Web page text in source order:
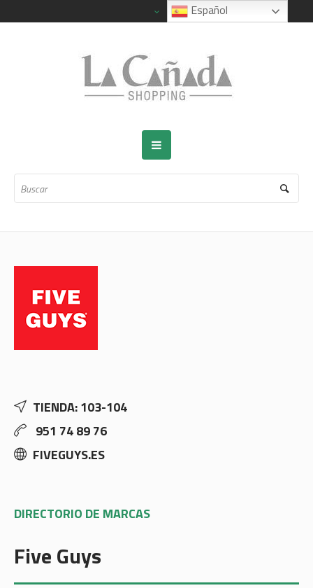
TIENDA: 103-104
951 74 89 76
FIVEGUYS.ES
DIRECTORIO DE MARCAS
Five Guys
Español